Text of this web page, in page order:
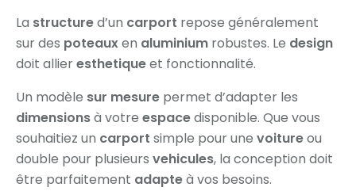
La structured’un carport repose généralement
sur des poteauxen aluminium robustes. Le design
doit allieresthetiqueet fonctionnalité.
Un modèle sur mesure permet d’adapter les
dimensionsà votre espacedisponible. Que vous
souhaitiez un carport simple pour une voitureou
double pour plusieurs vehicules, la conception doit
être parfaitement adapteà vos besoins.